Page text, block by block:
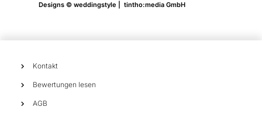
Designs © weddingstyle | tintho:media GmbH
Kontakt
Bewertungen lesen
AGB